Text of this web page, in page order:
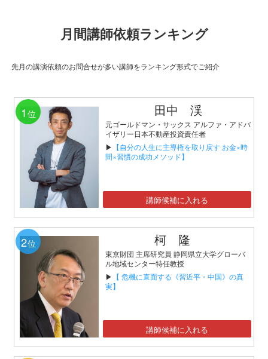
月間講師依頼ランキング
先月の講演依頼のお問合せが多い講師をランキング形式でご紹介
1 位 田中 渓
元ゴールドマン・サックス アルファ・アドバ
イザリー日本不動産投資責任者
▶ 【自分の人生に主導権を取り戻す お金×時
間×習慣の成功メソッド】
講師候補に入れる
2位 柯 隆
東京財団 主席研究員 静岡県立大学グローバ
ル地域センター特任教授
▶ 【 危機に直面する《習近平・中国》の真
実】
講師候補に入れる